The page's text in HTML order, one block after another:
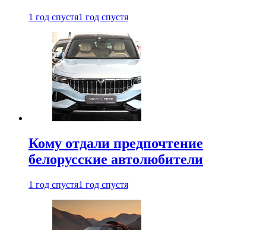
1 год спустя1 год спустя
Кому отдали предпочтение
белорусские автолюбители
1 год спустя1 год спустя